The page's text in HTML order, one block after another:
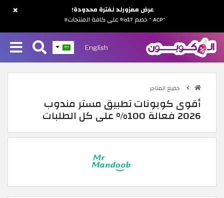
English
جميع المتاجر
أقوى كوبونات تطبيق مستر مندوب
2026 فعالة 100% على كل الطلبات
×
عرض ممزورلد لفترة محدودة!
"ACP " خصم 17% على كافة المنتجات!!